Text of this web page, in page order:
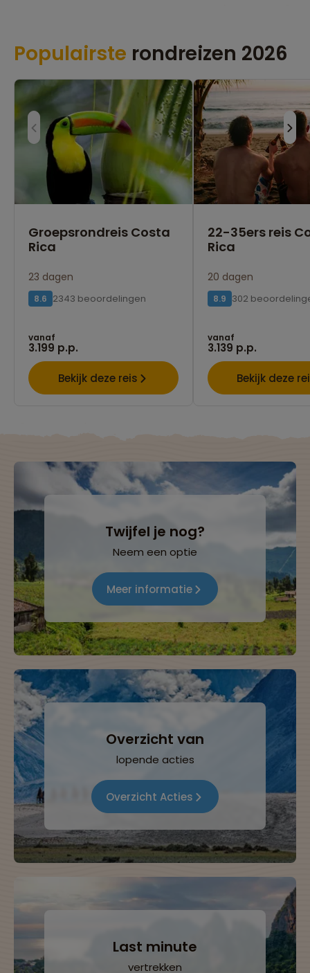
Populairste rondreizen 2026
Groepsrondreis Costa
Rica
23 dagen
8.6 2343 beoordelingen
vanaf
3.199 p.p.
Bekijk deze reis
22-35ers reis
Rica
20 dagen
8.9 302
vanaf
3.139 p.p.
Bekijk deze
Twijfel je nog?
Neem een optie
Meer informatie
Overzicht van
lopende acties
Overzicht Acties
Last minute
vertrekken